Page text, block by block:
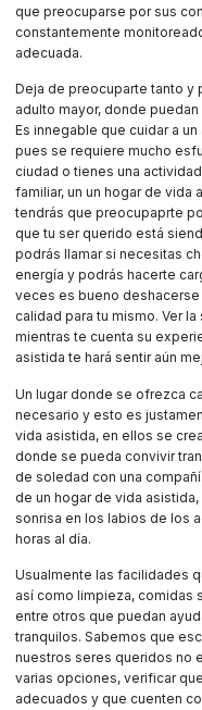
que preocuparse por sus
constantemente
adecuada.
Deja de preocuparte tanto y
adulto mayor, donde
Es innegable que cuidar a
pues se requiere mucho
ciudad o tienes una
familiar, un un hogar de vida
tendrás que preocupaprte
que tu ser querido está
podrás llamar si necesitas
energía y podrás hacerte
veces es bueno
calidad para tu mismo. Ver
mientras te cuenta su
asistida te hará sentir aún
Un lugar donde se ofrezca
necesario y esto es
vida asistida, en ellos se
donde se pueda convivir
de soledad con una
de un hogar de vida
sonrisa en los labios de los
horas al día.
Usualmente las facilidades
así como limpieza, comidas
entre otros que puedan
tranquilos. Sabemos que
nuestros seres queridos no
varias opciones, verificar
adecuados y que cuenten